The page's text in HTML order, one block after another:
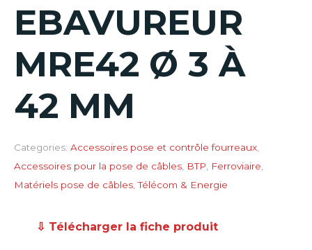
EBAVUREUR
MRE42 Ø 3 À
42 MM
Categories: Accessoires pose et contrôle fourreaux
Accessoires pour la pose de câbles BTP Ferroviaire
Matériels pose de câbles ,Télécom & Energie
⇩ Télécharger la fiche produit